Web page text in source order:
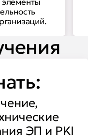
ЭП и PKI